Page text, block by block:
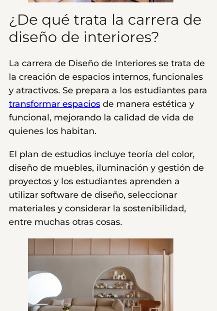
¿De qué trata la carrera de
diseño de interiores?
La carrera de Diseño de Interiores se trata de
la creación de espacios internos, funcionales
y atractivos. Se prepara a los estudiantes para
transformar espacios de manera estética y
funcional, mejorando la calidad de vida de
quienes los habitan.
El plan de estudios incluye teoría del color,
diseño de muebles, iluminación y gestión de
proyectos y los estudiantes aprenden a
utilizar software de diseño, seleccionar
materiales y considerar la sostenibilidad,
entre muchas otras cosas.